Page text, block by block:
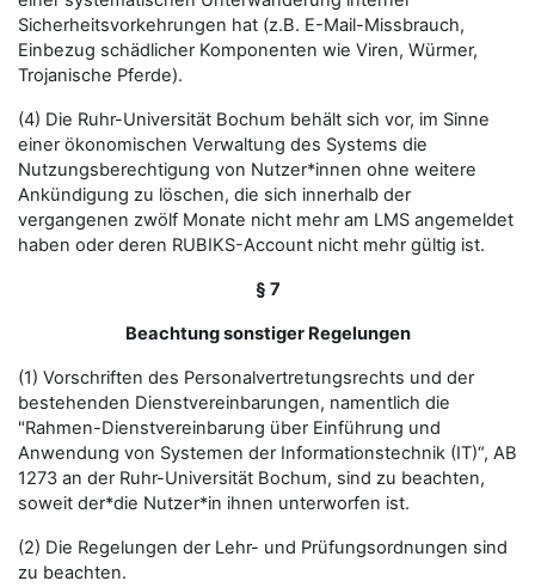
Sicherheitsvorkehrungen hat (z.B. E-Mail-Missbrauch,
Einbezug schädlicher Komponenten wie Viren, Würmer,
Trojanische Pferde).
(4) Die Ruhr-Universität Bochum behält sich vor, im Sinne
einer ökonomischen Verwaltung des Systems die
Nutzungsberechtigung von Nutzer*innen ohne weitere
Ankündigung zu löschen, die sich innerhalb der
vergangenen zwölf Monate nicht mehr am LMS angemeldet
haben oder deren RUBIKS-Account nicht mehr gültig ist.
§ 7
Beachtung sonstiger Regelungen
(1) Vorschriften des Personalvertretungsrechts und der
bestehenden Dienstvereinbarungen, namentlich die
"Rahmen-Dienstvereinbarung über Einführung und
Anwendung von Systemen der Informationstechnik (IT)“, AB
1273 an der Ruhr-Universität Bochum, sind zu beachten,
soweit der*die Nutzer*in ihnen unterworfen ist.
(2) Die Regelungen der Lehr- und Prüfungsordnungen sind
zu beachten.